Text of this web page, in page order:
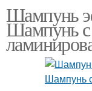
Шампунь
Шампунь